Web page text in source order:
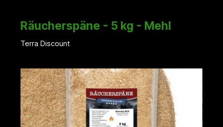
Räucherspäne - 5 kg - Mehl
Terra Discount
Bildergalerie überspringen